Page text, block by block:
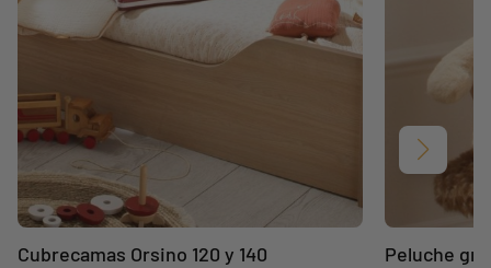
Cubrecamas Orsino 120 y 140 Peluche